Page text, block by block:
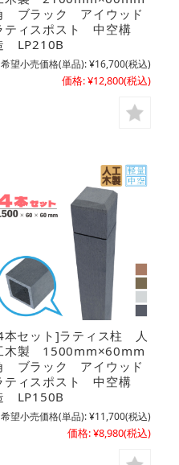
ブラック アイウッド
ティスポスト 中空構
LP210B
希望小売価格(単品):¥16,700(税込)
価格:¥12,800(税込)
本セット]ラティス柱 人
木製 1500mm×60mm
ブラック アイウッド
ティスポスト 中空構
LP150B
希望小売価格(単品):¥11,700(税込)
価格:¥8,980(税込)